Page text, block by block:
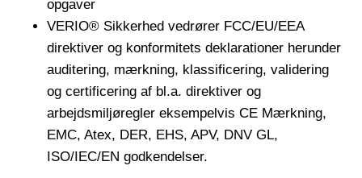
opgaver
VERIO® Sikkerhed vedrører FCC/EU/EEA
direktiver og konformitets deklarationer herunder
auditering, mærkning, klassificering, validering
og certificering af bl.a. direktiver og
arbejdsmiljøregler eksempelvis CE Mærkning,
EMC, Atex, DER, EHS, APV, DNV GL,
ISO/IEC/EN godkendelser.